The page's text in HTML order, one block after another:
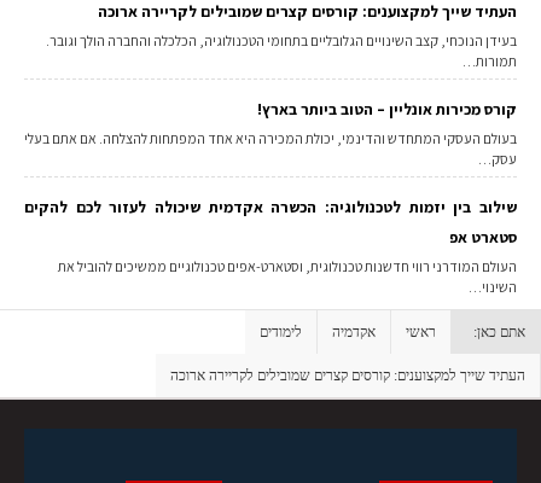
העתיד שייך למקצוענים: קורסים קצרים שמובילים לקריירה ארוכה
בעידן הנוכחי, קצב השינויים הגלובליים בתחומי הטכנולוגיה, הכלכלה והחברה הולך וגובר.
תמורות…
קורס מכירות אונליין – הטוב ביותר בארץ!
בעולם העסקי המתחדש והדינמי, יכולת המכירה היא אחד המפתחות להצלחה. אם אתם בעלי
עסק…
שילוב בין יזמות לטכנולוגיה: הכשרה אקדמית שיכולה לעזור לכם להקים
סטארט אפ
העולם המודרני רווי חדשנות טכנולוגית, וסטארט-אפים טכנולוגיים ממשיכים להוביל את
השינוי…
אתם כאן: ראשי אקדמיה לימודים
העתיד שייך למקצוענים: קורסים קצרים שמובילים לקריירה ארוכה